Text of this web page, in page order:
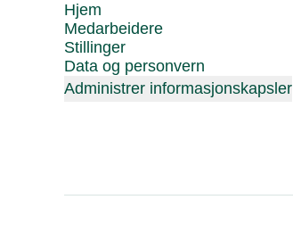
Hjem
Medarbeidere
Stillinger
Data og personvern
Administrer informasjonskapsler